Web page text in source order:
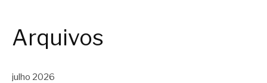
Arquivos
julho 2026